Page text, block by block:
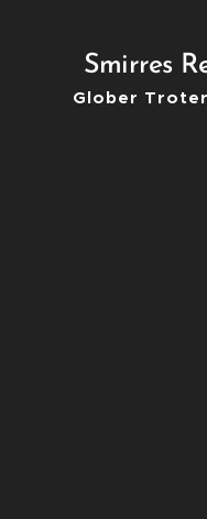
Smirres
Glober